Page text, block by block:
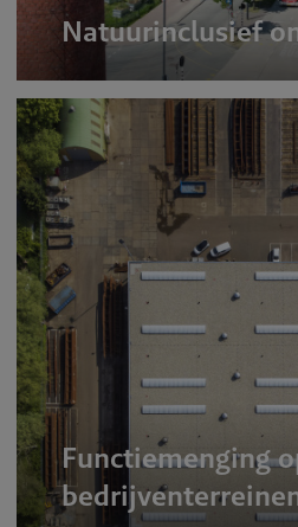
Natuurinclusief
Functiemenging